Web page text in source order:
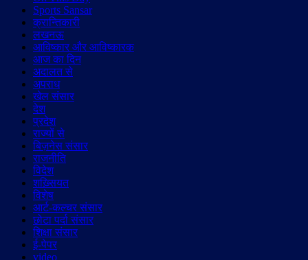
Sports Sansar
क्रान्तिकारी
लखनऊ
आविष्कार और आविष्कारक
आज का दिन
अदालत से
अपराध
खेल संसार
देश
प्रदेश
राज्यों से
बिज़नेस संसार
राजनीति
विदेश
शख़्सियत
विशेष
आर्ट-कल्चर संसार
छोटा पर्दा संसार
शिक्षा संसार
ई-पेपर
video